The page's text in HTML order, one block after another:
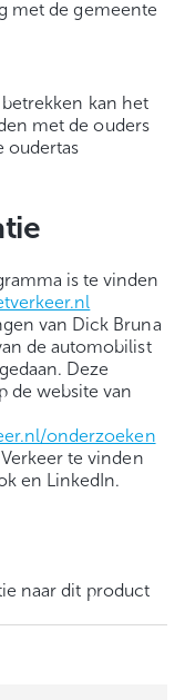
met de gemeente
kan het
met de ouders
oudertas
is te vinden
van Dick Bruna
de automobilist
Deze
de website van
onderzoeken
te vinden
en LinkedIn.
naar dit product